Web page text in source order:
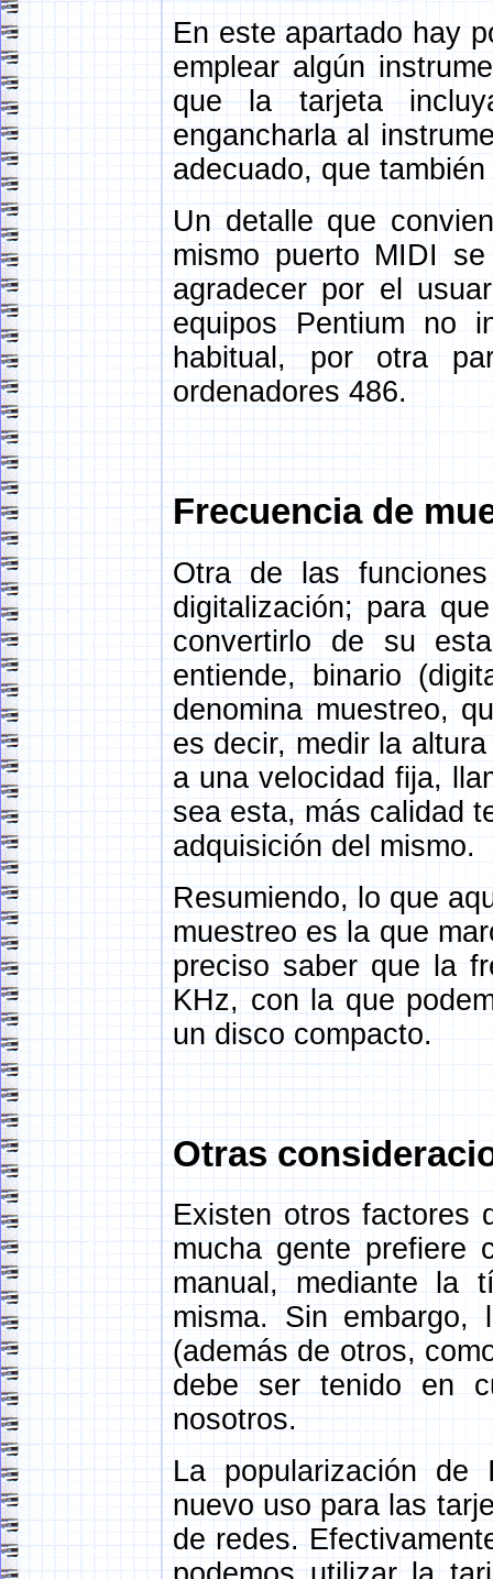
En este apartado hay
emplear algún
que la tarjeta
engancharla al
adecuado, que
Un detalle que
mismo puerto MIDI
agradecer por el
equipos Pentium no
habitual, por otra
ordenadores 486.
Frecuencia de
Otra de las
digitalización; para
convertirlo de su
entiende, binario
denomina muestreo,
es decir, medir la
a una velocidad fija,
sea esta, más calidad
adquisición del mismo.
Resumiendo, lo que
muestreo es la que
preciso saber que la
KHz, con la que
un disco compacto.
Otras
Existen otros factores
mucha gente prefiere
manual, mediante la
misma. Sin embargo,
(además de otros,
debe ser tenido en
nosotros.
La popularización de
nuevo uso para las
de redes.